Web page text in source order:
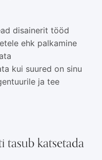
disainerit tööd
ehk palkamine
kui suured on sinu
ja tee
tasub katsetada